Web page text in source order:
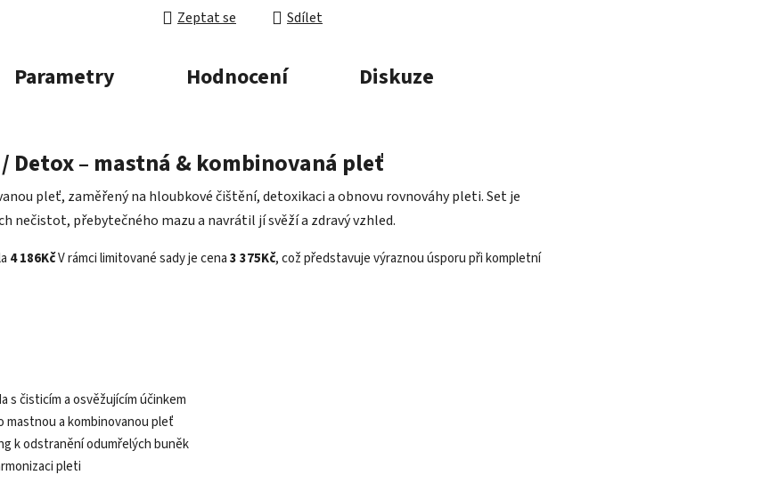
Zeptat se Sdílet
Parametry Hodnocení Diskuze
Detox – mastná & kombinovaná pleť
pleť, zaměřený na hloubkové čištění, detoxikaci a obnovu rovnováhy pleti. Set je
nečistot, přebytečného mazu a navrátil jí svěží a zdravý vzhled.
4 186KčV rámci limitované sady je cena3 375Kč, což představuje výraznou úsporu při kompletní
s čisticím a osvěžujícím účinkem
mastnou a kombinovanou pleť
k odstranění odumřelých buněk
pleti